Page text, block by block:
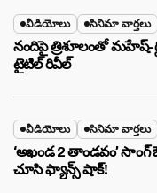
వీడియోలు సినిమా వార్తలు
నందిపై త్రిశూలంతో మహేష్-
టైటిల్ రివీల్
వీడియోలు సినిమా వార్తలు
‘అఖండ 2 తాండవం’
చూసి ఫ్యాన్స్ షాక్!